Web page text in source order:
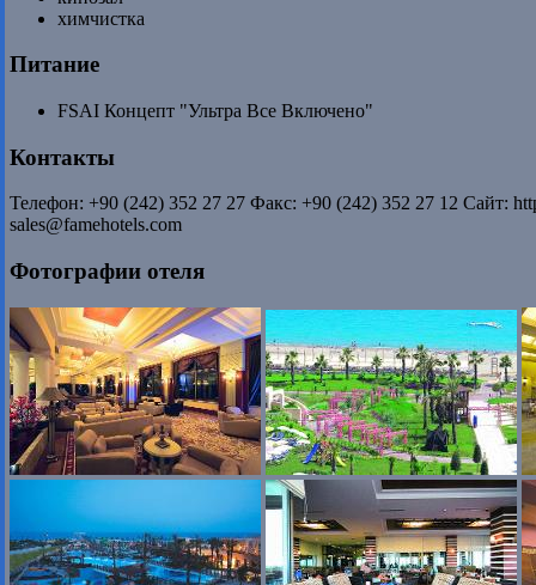
химчистка
Питание
FSAI Концепт "Ультра Все Включено"
Контакты
Телефон: +90 (242) 352 27 27 Факс: +90 (242) 352 27 12 Сайт:
sales@famehotels.com
Фотографии отеля